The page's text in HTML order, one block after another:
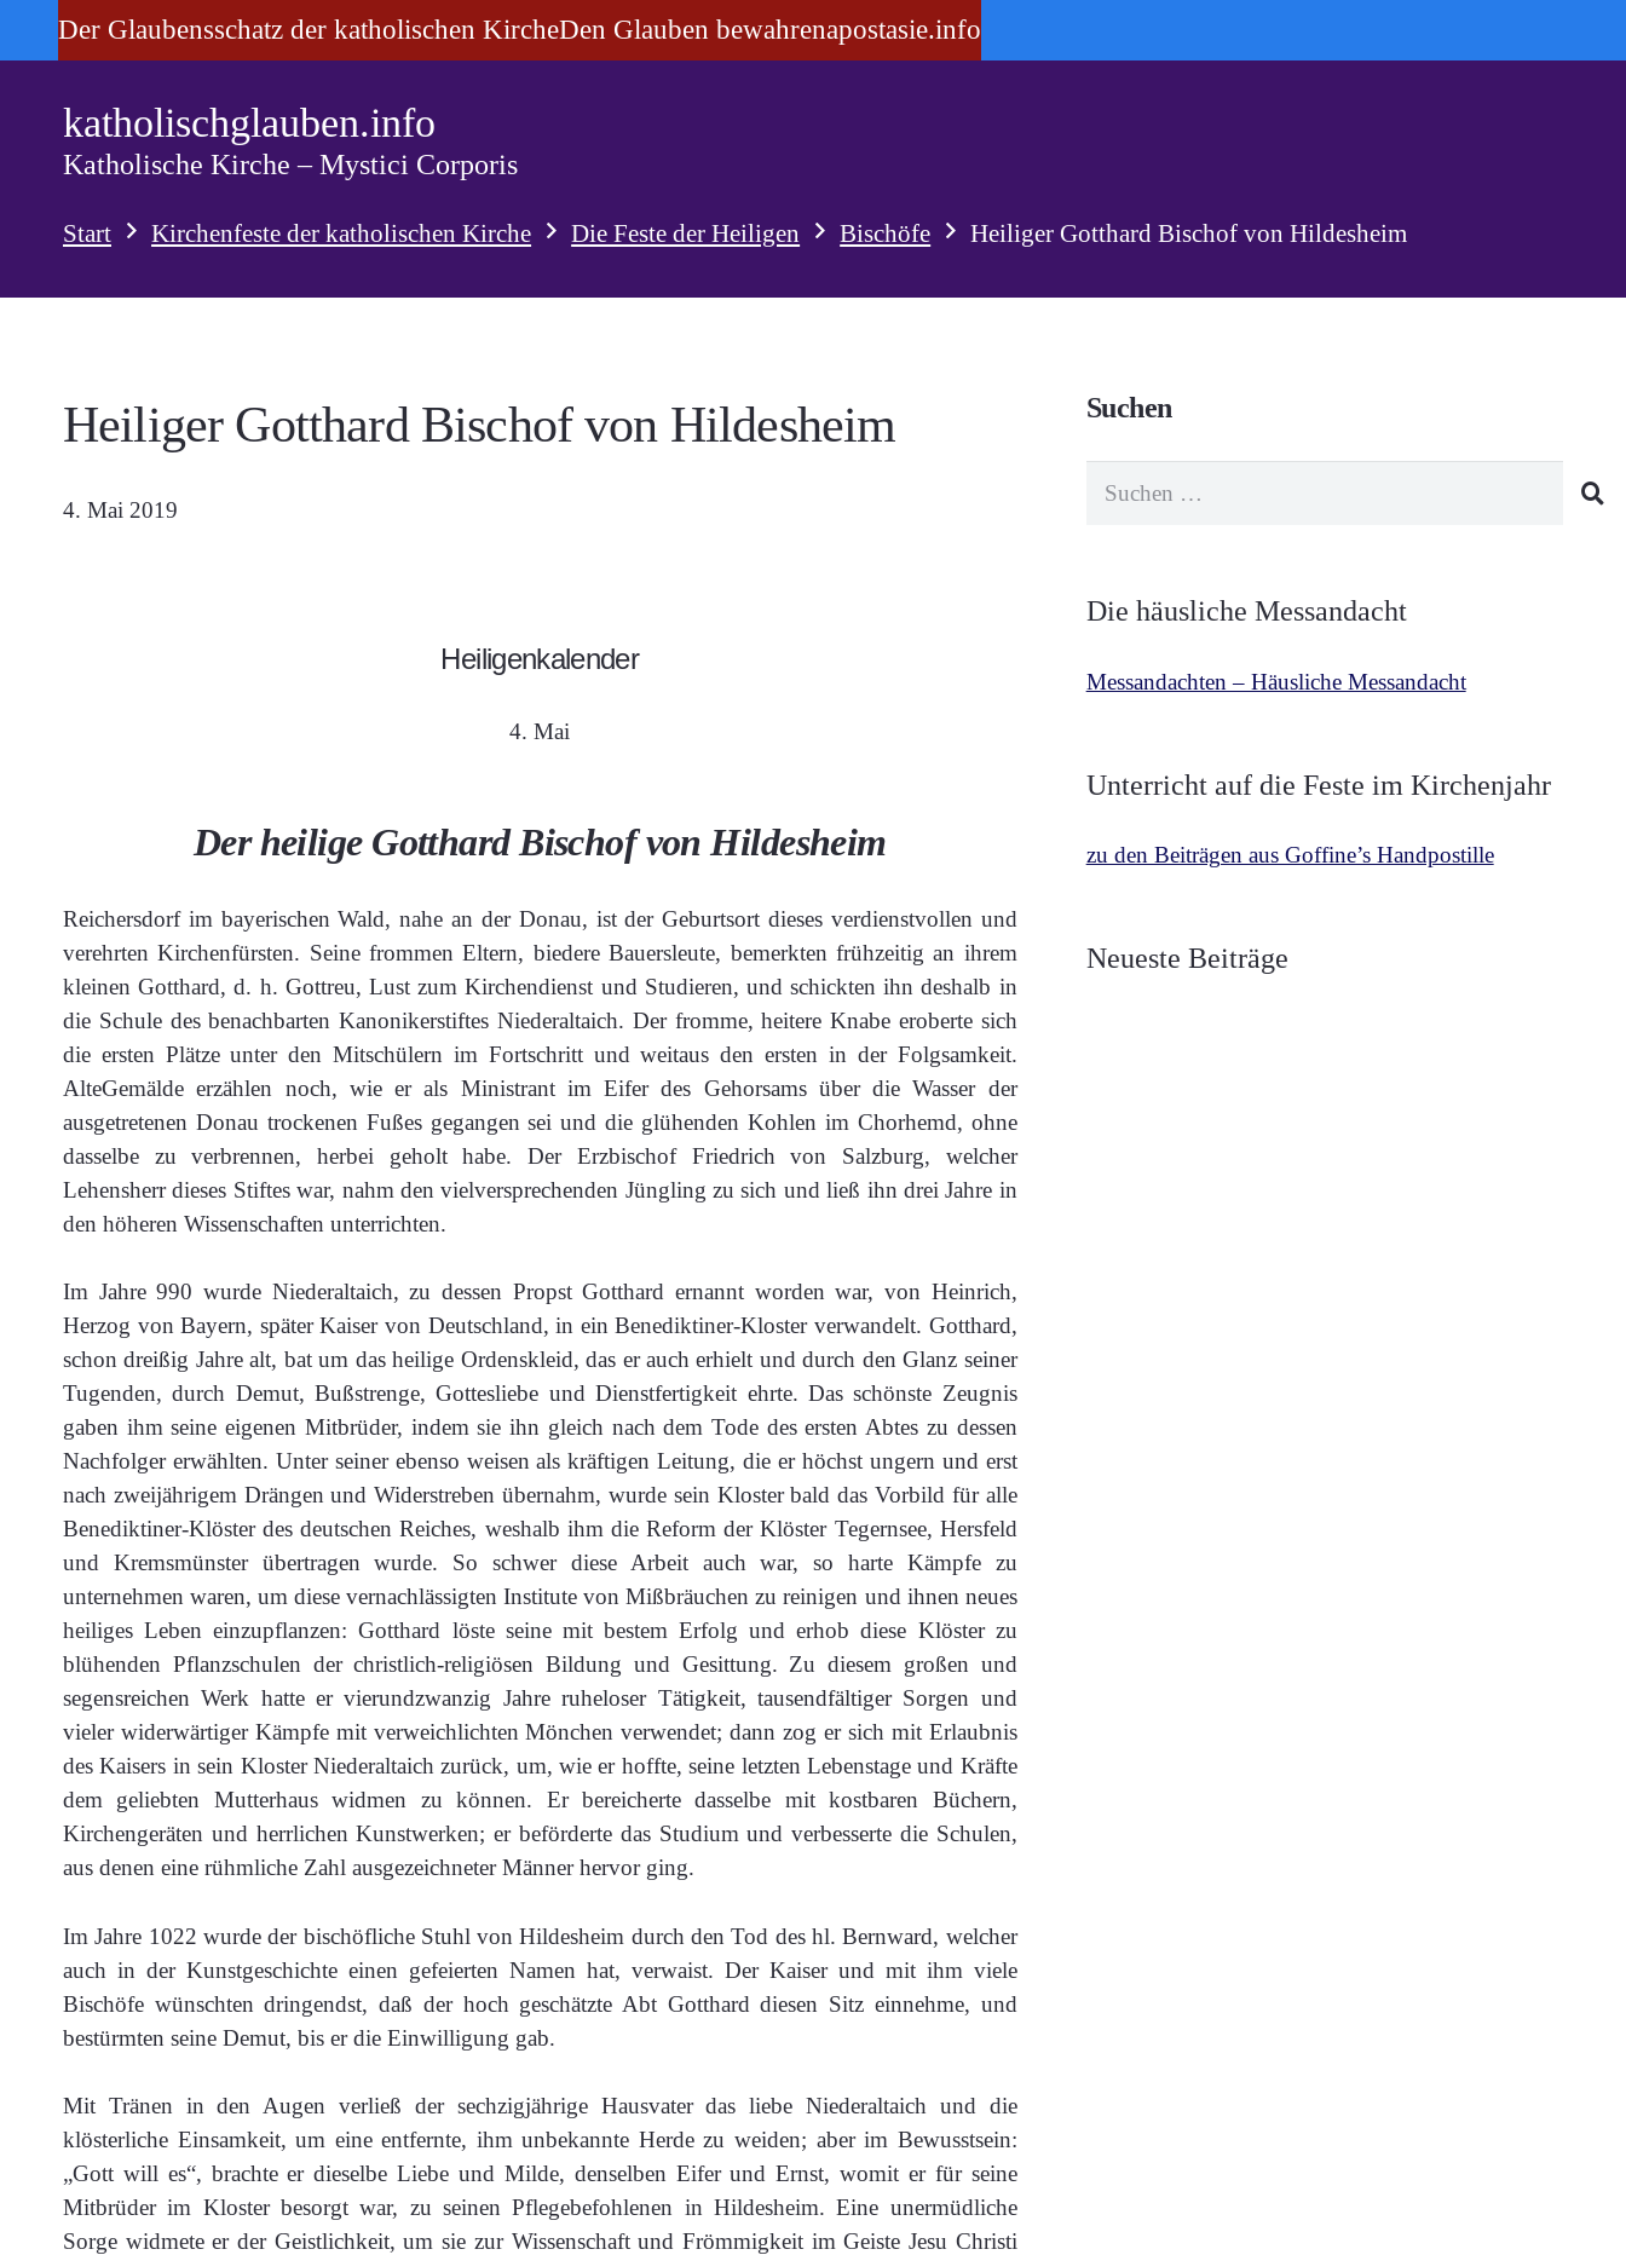
Der Glaubensschatz der katholischen KircheDen Glauben bewahrenapostasie.info
katholischglauben.info
Katholische Kirche – Mystici Corporis
Start Kirchenfeste der katholischen Kirche Die Feste der Heiligen Bischöfe Heiliger Gotthard Bischof von Hildesheim
Heiliger Gotthard Bischof von Hildesheim
4. Mai 2019
Heiligenkalender
4. Mai
Der heilige Gotthard Bischof von Hildesheim
Reichersdorf im bayerischen Wald, nahe an der Donau, ist der Geburtsort dieses verdienstvollen und
verehrten Kirchenfürsten. Seine frommen Eltern, biedere Bauersleute, bemerkten frühzeitig an ihrem
kleinen Gotthard, d. h. Gottreu, Lust zum Kirchendienst und Studieren, und schickten ihn deshalb in
die Schule des benachbarten Kanonikerstiftes Niederaltaich. Der fromme, heitere Knabe eroberte sich
die ersten Plätze unter den Mitschülern im Fortschritt und weitaus den ersten in der Folgsamkeit.
AlteGemälde erzählen noch, wie er als Ministrant im Eifer des Gehorsams über die Wasser der
ausgetretenen Donau trockenen Fußes gegangen sei und die glühenden Kohlen im Chorhemd, ohne
dasselbe zu verbrennen, herbei geholt habe. Der Erzbischof Friedrich von Salzburg, welcher
Lehensherr dieses Stiftes war, nahm den vielversprechenden Jüngling zu sich und ließ ihn drei Jahre in
den höheren Wissenschaften unterrichten.
Im Jahre 990 wurde Niederaltaich, zu dessen Propst Gotthard ernannt worden war, von Heinrich,
Herzog von Bayern, später Kaiser von Deutschland, in ein Benediktiner-Kloster verwandelt. Gotthard,
schon dreißig Jahre alt, bat um das heilige Ordenskleid, das er auch erhielt und durch den Glanz seiner
Tugenden, durch Demut, Bußstrenge, Gottesliebe und Dienstfertigkeit ehrte. Das schönste Zeugnis
gaben ihm seine eigenen Mitbrüder, indem sie ihn gleich nach dem Tode des ersten Abtes zu dessen
Nachfolger erwählten. Unter seiner ebenso weisen als kräftigen Leitung, die er höchst ungern und erst
nach zweijährigem Drängen und Widerstreben übernahm, wurde sein Kloster bald das Vorbild für alle
Benediktiner-Klöster des deutschen Reiches, weshalb ihm die Reform der Klöster Tegernsee, Hersfeld
und Kremsmünster übertragen wurde. So schwer diese Arbeit auch war, so harte Kämpfe zu
unternehmen waren, um diese vernachlässigten Institute von Mißbräuchen zu reinigen und ihnen neues
heiliges Leben einzupflanzen: Gotthard löste seine mit bestem Erfolg und erhob diese Klöster zu
blühenden Pflanzschulen der christlich-religiösen Bildung und Gesittung. Zu diesem großen und
segensreichen Werk hatte er vierundzwanzig Jahre ruheloser Tätigkeit, tausendfältiger Sorgen und
vieler widerwärtiger Kämpfe mit verweichlichten Mönchen verwendet; dann zog er sich mit Erlaubnis
des Kaisers in sein Kloster Niederaltaich zurück, um, wie er hoffte, seine letzten Lebenstage und Kräfte
dem geliebten Mutterhaus widmen zu können. Er bereicherte dasselbe mit kostbaren Büchern,
Kirchengeräten und herrlichen Kunstwerken; er beförderte das Studium und verbesserte die Schulen,
aus denen eine rühmliche Zahl ausgezeichneter Männer hervor ging.
Im Jahre 1022 wurde der bischöfliche Stuhl von Hildesheim durch den Tod des hl. Bernward, welcher
auch in der Kunstgeschichte einen gefeierten Namen hat, verwaist. Der Kaiser und mit ihm viele
Bischöfe wünschten dringendst, daß der hoch geschätzte Abt Gotthard diesen Sitz einnehme, und
bestürmten seine Demut, bis er die Einwilligung gab.
Mit Tränen in den Augen verließ der sechzigjährige Hausvater das liebe Niederaltaich und die
klösterliche Einsamkeit, um eine entfernte, ihm unbekannte Herde zu weiden; aber im Bewusstsein:
„Gott will es“, brachte er dieselbe Liebe und Milde, denselben Eifer und Ernst, womit er für seine
Mitbrüder im Kloster besorgt war, zu seinen Pflegebefohlenen in Hildesheim. Eine unermüdliche
Sorge widmete er der Geistlichkeit, um sie zur Wissenschaft und Frömmigkeit im Geiste Jesu Christi
Suchen
Die häusliche Messandacht
Messandachten – Häusliche Messandacht
Unterricht auf die Feste im Kirchenjahr
zu den Beiträgen aus Goffine’s Handpostille
Neueste Beiträge
Über die zwei Fahnen
BETRACHTUNGEN,MESCHLER